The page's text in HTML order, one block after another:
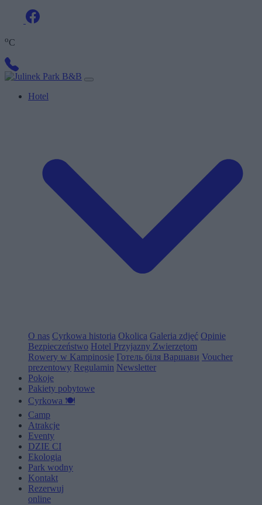
oC
Hotel
O nas Cyrkowa historia Okolica Galeria zdjęć Opinie
Bezpieczeństwo Hotel Przyjazny Zwierzętom
Rowery w Kampinosie Готель біля Варшави Voucher
prezentowy Regulamin Newsletter
Pokoje
Pakiety pobytowe
Cyrkowa 🍽️
Camp
Atrakcje
Eventy
DZIE CI
Ekologia
Park wodny
Kontakt
Rezerwuj
online